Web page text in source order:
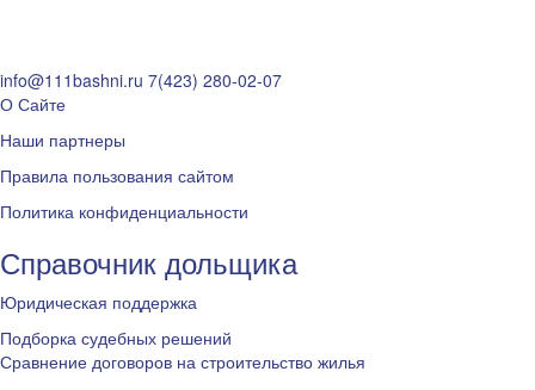
info@111bashni.ru 7(423) 280-02-07
О Сайте
Наши партнеры
Правила пользования сайтом
Политика конфиденциальности
Справочник дольщика
Юридическая поддержка
Подборка судебных решений
Сравнение договоров на строительство жилья